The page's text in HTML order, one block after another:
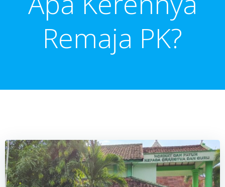
Remaja PK?